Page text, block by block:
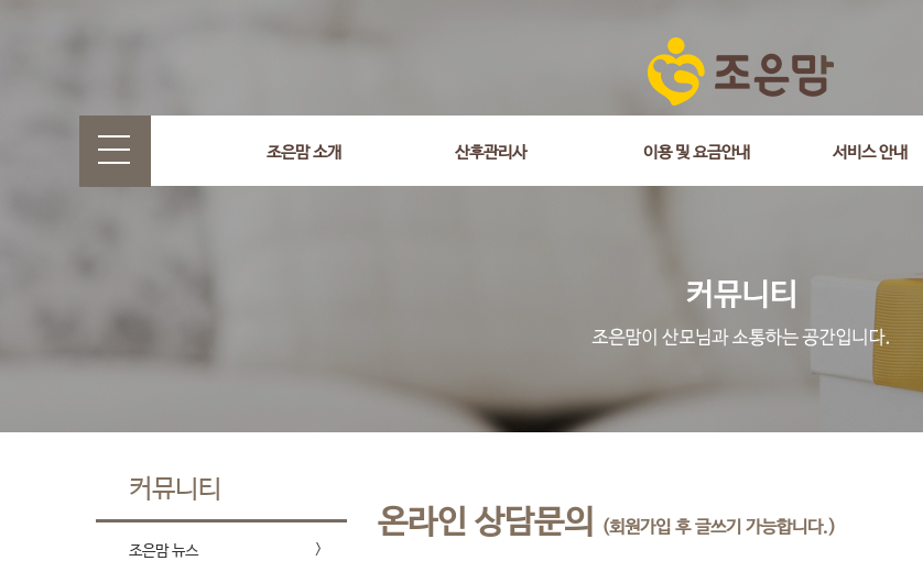
조은맘 소개 산후관리사 이용 및 요금안내 서비스 안내
커뮤니티
조은맘 뉴스
온라인 상담문의 (회원가입 후 글쓰기 가능합니다.)